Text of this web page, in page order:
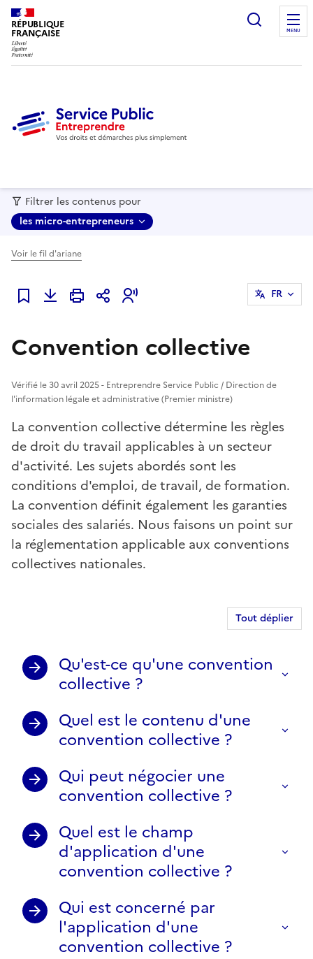
RÉPUBLIQUE
FRANÇAISE MENU
Filtrer les contenus pour
les micro-entrepreneurs
Voir le fil d'ariane
Ajouter à mes favoris
FR
Convention collective
Vérifié le 30 avril 2025 - Entreprendre Service Public / Direction de
l'information légale et administrative (Premier ministre)
La convention collective détermine les règles
de droit du travail applicables à un secteur
d'activité. Les sujets abordés sont les
conditions d'emploi, de travail, de formation.
La convention définit également les garanties
sociales des salariés. Nous faisons un point sur
la réglementation applicable aux conventions
collectives nationales.
Tout déplier
Qu'est-ce qu'une convention
collective ?
Quel est le contenu d'une
convention collective ?
Qui peut négocier une
convention collective ?
Quel est le champ
d'application d'une
convention collective ?
Qui est concerné par
l'application d'une
convention collective ?